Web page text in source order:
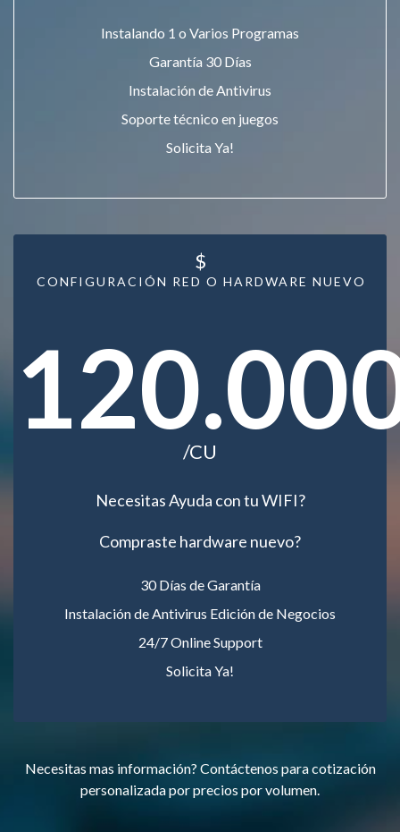
Instalando 1 o Varios Programas
Garantía 30 Días
Instalación de Antivirus
Soporte técnico en juegos
Solicita Ya!
CONFIGURACIÓN RED O HARDWARE NUEVO
$
/CU
Necesitas Ayuda con tu WIFI?
Compraste hardware nuevo?
30 Días de Garantía
Instalación de Antivirus Edición de Negocios
24/7 Online Support
Solicita Ya!
Necesitas mas información? Contáctenos para cotización
personalizada por precios por volumen.